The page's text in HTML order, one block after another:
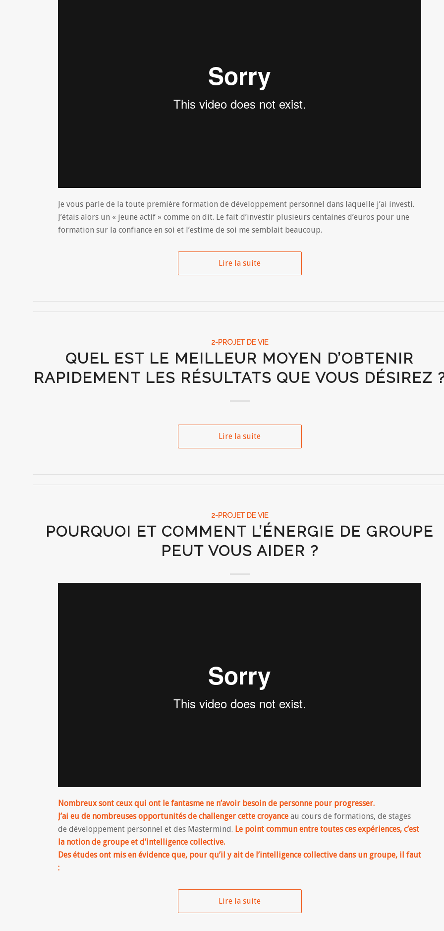
Je vous parle de la toute première formation de développement personnel dans laquelle j’ai investi.
J’étais alors un « jeune actif » comme on dit. Le fait d’investir plusieurs centaines d’euros pour une
formation sur la confiance en soi et l’estime de soi me semblait beaucoup.
Lire la suite
2-PROJET DE VIE
QUEL EST LE MEILLEUR MOYEN D’OBTENIR
RAPIDEMENT LES RÉSULTATS QUE VOUS DÉSIREZ
Lire la suite
2-PROJET DE VIE
POURQUOI ET COMMENT L’ÉNERGIE DE GROUPE
PEUT VOUS AIDER ?
Nombreux sont ceux qui ont le fantasme ne n’avoir besoin de personne pour progresser.
J’ai eu de nombreuses opportunités de challenger cette croyance au cours de formations, de stages
de développement personnel et des Mastermind. Le point commun entre toutes ces expériences, c’est
la notion de groupe et d’intelligence collective.
Des études ont mis en évidence que, pour qu’il y ait de l’intelligence collective dans un groupe, il faut
:
Lire la suite